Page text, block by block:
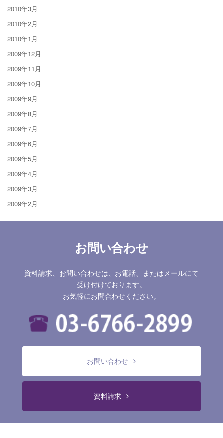
2010年3月
2010年2月
2010年1月
2009年12月
2009年11月
2009年10月
2009年9月
2009年8月
2009年7月
2009年6月
2009年5月
2009年4月
2009年3月
2009年2月
お問い合わせ
資料請求、お問い合わせは、お電話、またはメールにて
受け付けております。
お気軽にお問合わせください。
お問い合わせ
資料請求